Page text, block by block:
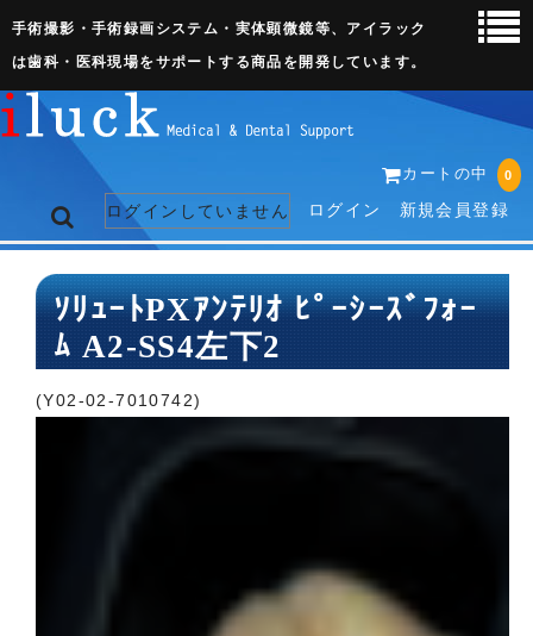
手術撮影・手術録画システム・実体顕微鏡等、アイラック
は歯科・医科現場をサポートする商品を開発しています。
カートの中 0
ログインしていません ログイン 新規会員登録
トップページ
ネット販売ページ
歯科関連機器
ｿﾘｭｰﾄPXｱﾝﾃﾘｵ ﾋﾟｰｼｰｽﾞﾌｫｰ
ﾑ A2-SS4左下2
(Y02-02-7010742)